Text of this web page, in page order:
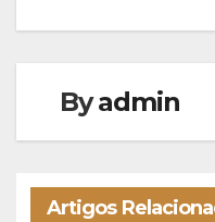
Byadmin
Artigos